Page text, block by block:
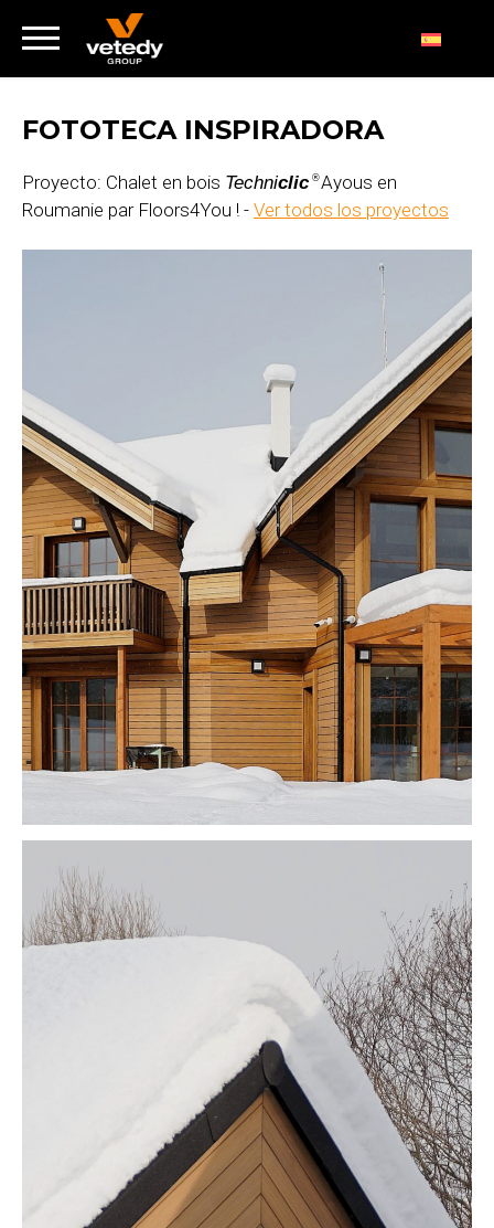
FOTOTECA INSPIRADORA
Proyecto: Chalet en bois Techniclic ®Ayous en
Roumanie par Floors4You ! - Ver todos los proyectos